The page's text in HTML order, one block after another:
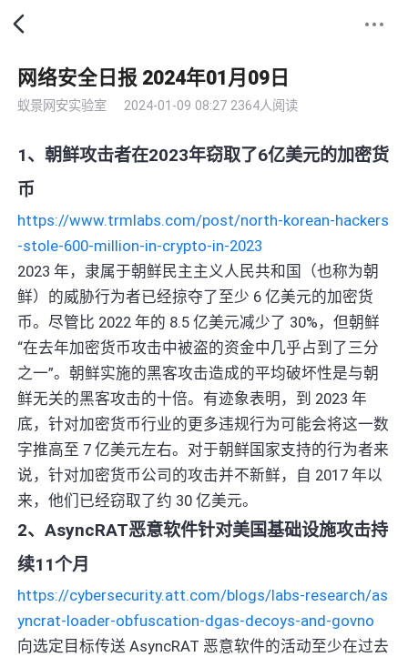
网络安全日报 2024年01月09日
蚁景网安实验室 2024-01-09 08:27 2364人阅读
1、朝鲜攻击者在2023年窃取了6亿美元的加密货
币
https://www.trmlabs.com/post/north-korean-hackers
-stole-600-million-in-crypto-in-2023
2023 年，隶属于朝鲜民主主义人民共和国（也称为朝
鲜）的威胁行为者已经掠夺了至少 6 亿美元的加密货
币。尽管比 2022 年的 8.5 亿美元减少了 30%，但朝鲜
“在去年加密货币攻击中被盗的资金中几乎占到了三分
之一”。朝鲜实施的黑客攻击造成的平均破坏性是与朝
鲜无关的黑客攻击的十倍。有迹象表明，到 2023 年
底，针对加密货币行业的更多违规行为可能会将这一数
字推高至 7 亿美元左右。对于朝鲜国家支持的行为者来
说，针对加密货币公司的攻击并不新鲜，自 2017 年以
来，他们已经窃取了约 30 亿美元。
2、AsyncRAT恶意软件针对美国基础设施攻击持
续11个月
https://cybersecurity.att.com/blogs/labs-research/as
yncrat-loader-obfuscation-dgas-decoys-and-govno
向选定目标传送 AsyncRAT 恶意软件的活动至少在过去